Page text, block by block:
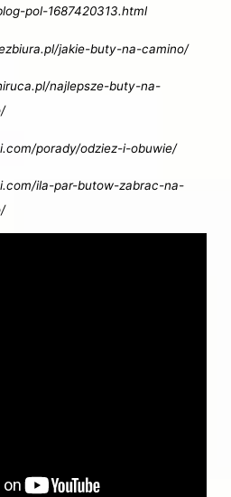
pol-1687420313.html
jakie-buty-na-camino/
najlepsze-buty-na-
porady/odziez-i-obuwie/
ila-par-butow-zabrac-na-